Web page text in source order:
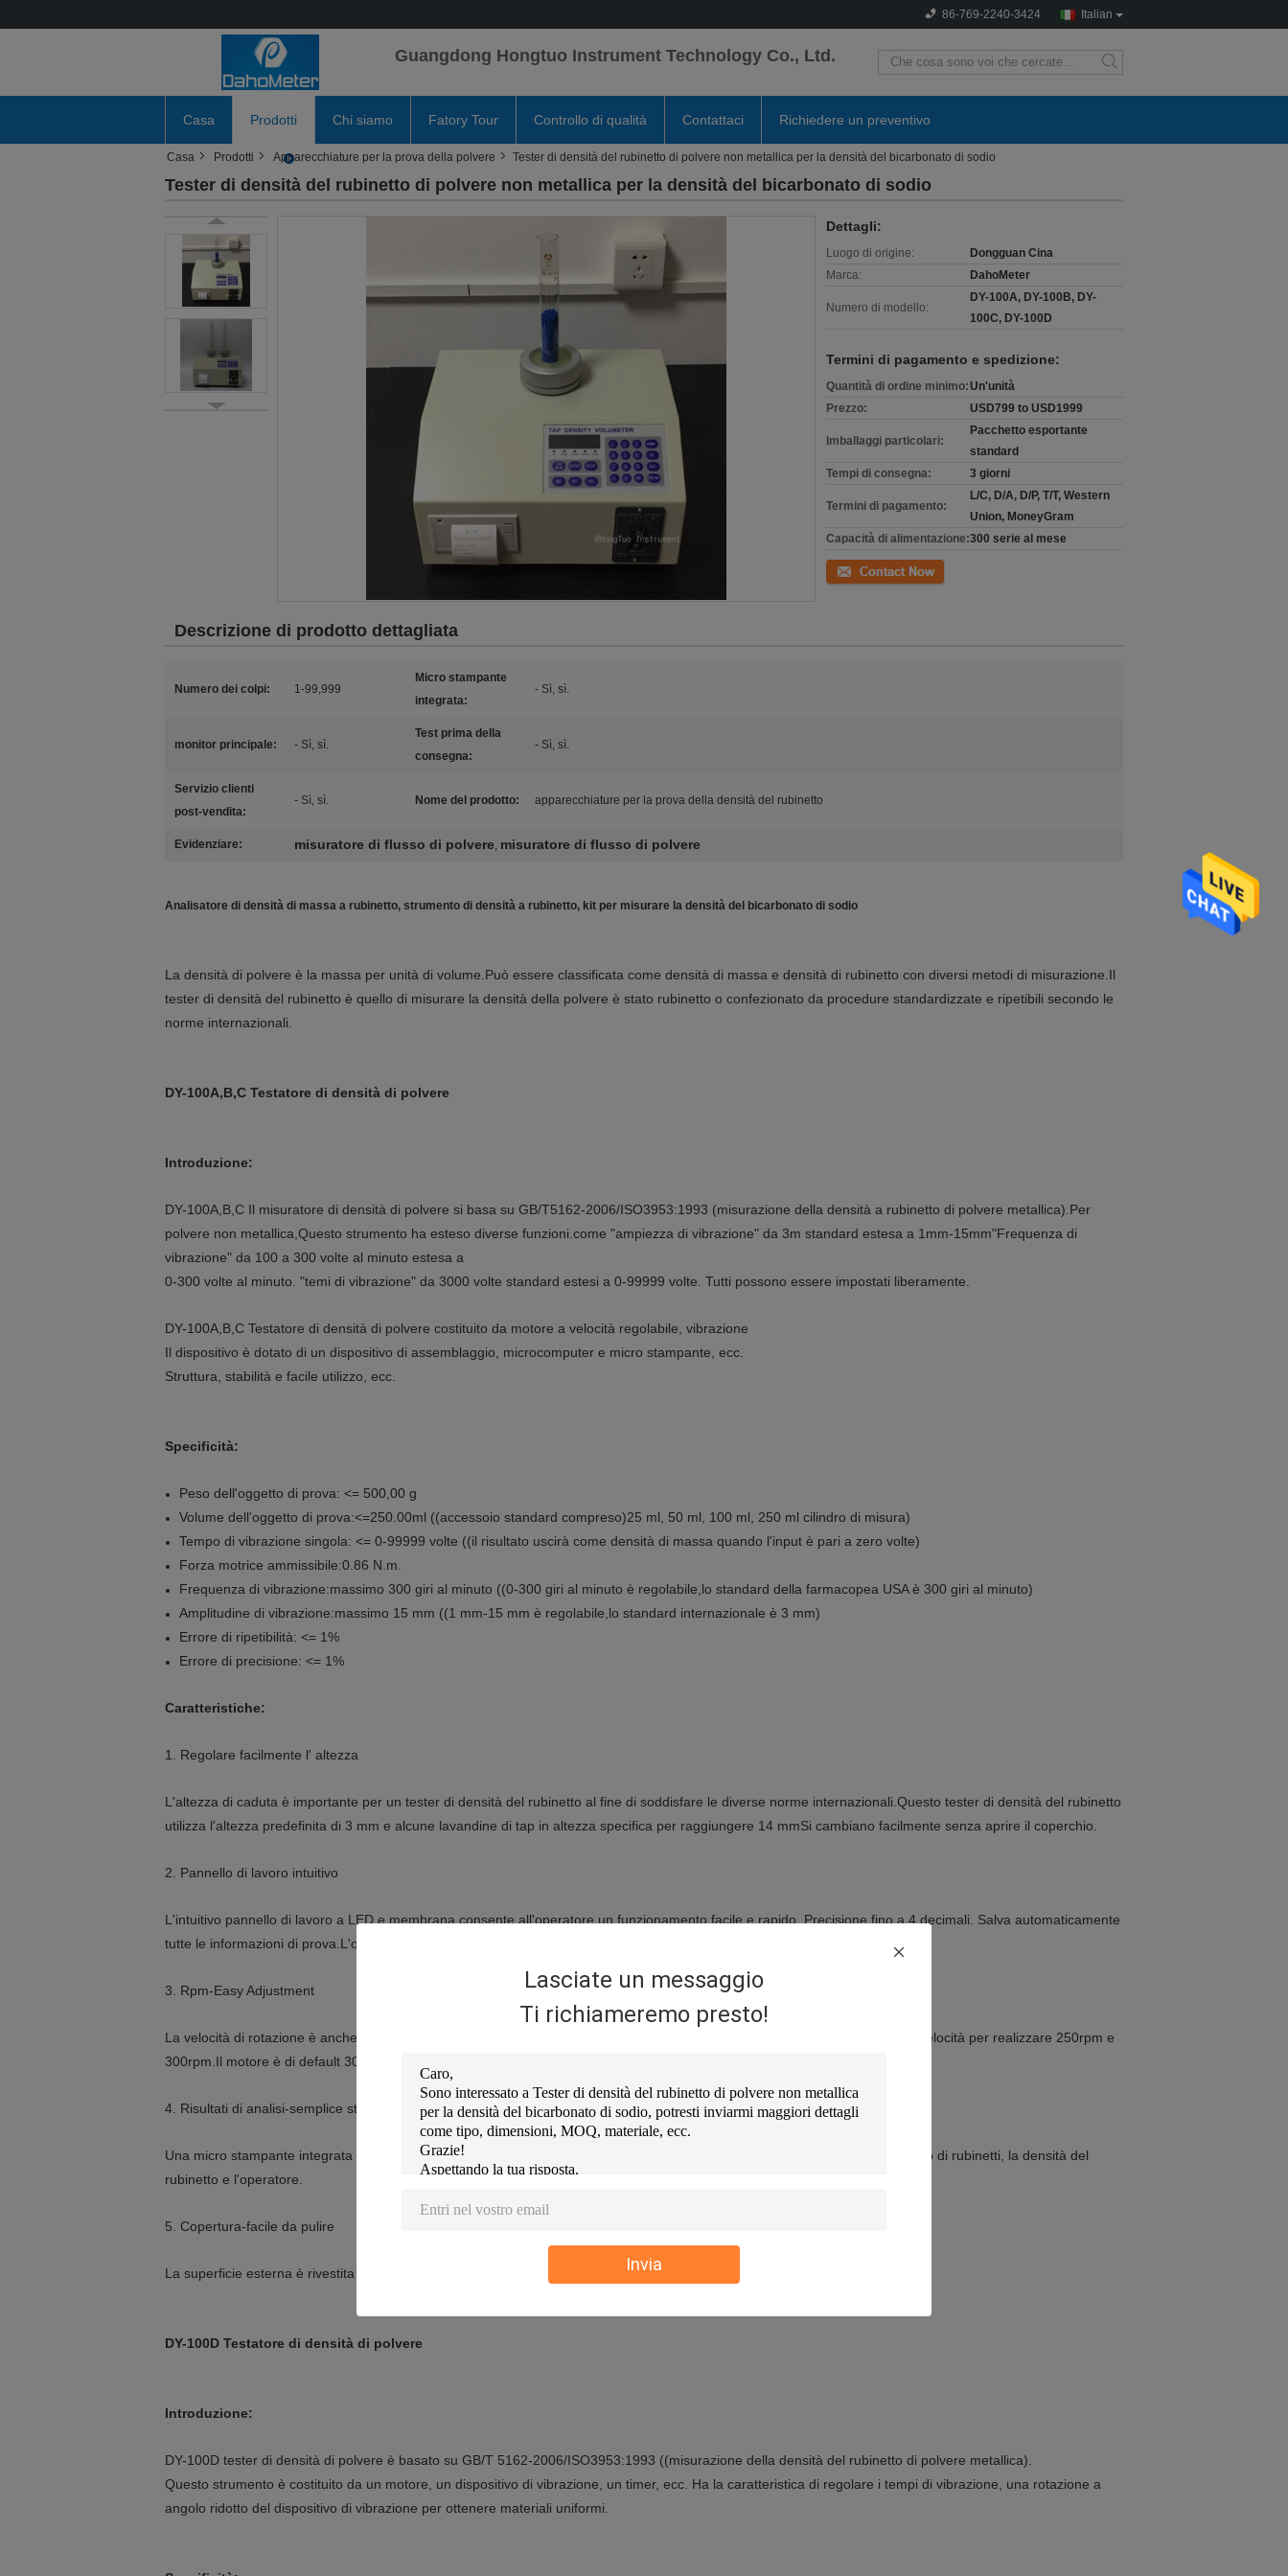
Lasciate un messaggio
Ti richiameremo presto!
Invia
Italian
86-769-2240-3424
Guangdong Hongtuo Instrument Technology Co., Ltd.
search
Casa Prodotti Chi siamo Fatory Tour Controllo di qualità Contattaci Richiedere un preventivo
Casa Prodotti Apparecchiature per la prova della polvere Tester di densità del rubinetto di polvere non metallica per la densità del bicarbonato di sodio
Tester di densità del rubinetto di polvere non metallica per la densità del bicarbonato di sodio
Dettagli:
Luogo di origine:
Dongguan Cina
Marca:
DahoMeter
Numero di modello:
DY-100A, DY-100B, DY-
100C, DY-100D
Termini di pagamento e spedizione:
Quantità di ordine minimo:Un'unità
Prezzo:
USD799 to USD1999
Imballaggi particolari:
Pacchetto esportante
standard
Tempi di consegna:
3 giorni
Termini di pagamento:
L/C, D/A, D/P, T/T, Western
Union, MoneyGram
Capacità di alimentazione:300 serie al mese
Contatto
Descrizione di prodotto dettagliata
Numero dei colpi: 1-99,999
Micro stampante
integrata:
- Sì, sì.
monitor principale: - Sì, sì.
Test prima della
consegna:
- Sì, sì.
Servizio clienti
post-vendita:
- Sì, sì. Nome del prodotto: apparecchiature per la prova della densità del rubinetto
Evidenziare: misuratore di flusso di polvere, misuratore di flusso di polvere
Analisatore di densità di massa a rubinetto, strumento di densità a rubinetto, kit per misurare la densità del bicarbonato di sodio
La densità di polvere è la massa per unità di volume.Può essere classificata come densità di massa e densità di rubinetto con diversi metodi di misurazione.Il
tester di densità del rubinetto è quello di misurare la densità della polvere è stato rubinetto o confezionato da procedure standardizzate e ripetibili secondo le
norme internazionali.
DY-100A,B,C Testatore di densità di polvere
Introduzione:
DY-100A,B,C Il misuratore di densità di polvere si basa su GB/T5162-2006/ISO3953:1993 (misurazione della densità a rubinetto di polvere metallica).Per
polvere non metallica,Questo strumento ha esteso diverse funzioni.come "ampiezza di vibrazione" da 3m standard estesa a 1mm-15mm"Frequenza di
vibrazione" da 100 a 300 volte al minuto estesa a
0-300 volte al minuto. "temi di vibrazione" da 3000 volte standard estesi a 0-99999 volte. Tutti possono essere impostati liberamente.
DY-100A,B,C Testatore di densità di polvere costituito da motore a velocità regolabile, vibrazione
Il dispositivo è dotato di un dispositivo di assemblaggio, microcomputer e micro stampante, ecc.
Struttura, stabilità e facile utilizzo, ecc.
Specificità:
Peso dell'oggetto di prova: <= 500,00 g
Volume dell'oggetto di prova:<=250.00ml ((accessoio standard compreso)25 ml, 50 ml, 100 ml, 250 ml cilindro di misura)
Tempo di vibrazione singola: <= 0-99999 volte ((il risultato uscirà come densità di massa quando l'input è pari a zero volte)
Forza motrice ammissibile:0.86 N.m.
Frequenza di vibrazione:massimo 300 giri al minuto ((0-300 giri al minuto è regolabile,lo standard della farmacopea USA è 300 giri al minuto)
Amplitudine di vibrazione:massimo 15 mm ((1 mm-15 mm è regolabile,lo standard internazionale è 3 mm)
Errore di ripetibilità: <= 1%
Errore di precisione: <= 1%
Caratteristiche:
1. Regolare facilmente l' altezza
L'altezza di caduta è importante per un tester di densità del rubinetto al fine di soddisfare le diverse norme internazionali.Questo tester di densità del rubinetto
utilizza l'altezza predefinita di 3 mm e alcune lavandine di tap in altezza specifica per raggiungere 14 mmSi cambiano facilmente senza aprire il coperchio.
2. Pannello di lavoro intuitivo
L'intuitivo pannello di lavoro a LED e membrana consente all'operatore un funzionamento facile e rapido. Precisione fino a 4 decimali. Salva automaticamente
tutte le informazioni di prova.L'operatore inserisce semplicemente i dati desiderati e premi start per testare.
3. Rpm-Easy Adjustment
La velocità di rotazione è anche importante per un tester di densità del rubinetto.Questo strumento utilizza un controllo della velocità per realizzare 250rpm e
300rpm.Il motore è di default 300 rpm,Basta regolare la manopola e raggiungere la percentuale giusta per passare a 250rpm.
4. Risultati di analisi-semplice stampa
Una micro stampante integrata stampa i dati di prova dopo prova, compresi il numero di campione, il peso, il volume, il numero di rubinetti, la densità del
rubinetto e l'operatore.
5. Copertura-facile da pulire
La superficie esterna è rivestita di plastica, è resistente e resistente a polveri non corrosive o corrosive.
DY-100D Testatore di densità di polvere
Introduzione:
DY-100D tester di densità di polvere è basato su GB/T 5162-2006/ISO3953:1993 ((misurazione della densità del rubinetto di polvere metallica).
Questo strumento è costituito da un motore, un dispositivo di vibrazione, un timer, ecc. Ha la caratteristica di regolare i tempi di vibrazione, una rotazione a
angolo ridotto del dispositivo di vibrazione per ottenere materiali uniformi.